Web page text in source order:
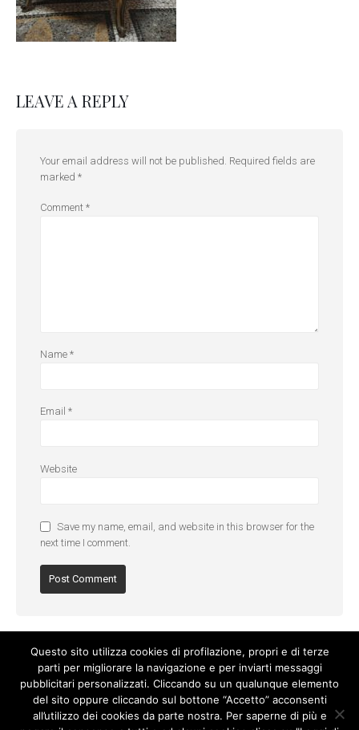
LEAVE A REPLY
Your email address will not be published. Required fields are
marked *
Comment *
Name *
Email *
Website
Save my name, email, and website in this browser for the
next time I comment.
Questo sito utilizza cookies di profilazione, propri e di terze
parti per migliorare la navigazione e per inviarti messaggi
pubblicitari personalizzati. Cliccando su un qualunque elemento
del sito oppure cliccando sul bottone “Accetto” acconsenti
all’utilizzo dei cookies da parte nostra. Per saperne di più e